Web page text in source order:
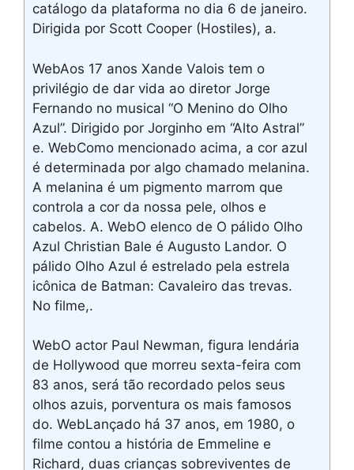
catálogo da plataforma no dia 6 de janeiro.
Dirigida por Scott Cooper (Hostiles), a.
WebAos 17 anos Xande Valois tem o
privilégio de dar vida ao diretor Jorge
Fernando no musical “O Menino do Olho
Azul”. Dirigido por Jorginho em “Alto Astral”
e. WebComo mencionado acima, a cor azul
é determinada por algo chamado melanina.
A melanina é um pigmento marrom que
controla a cor da nossa pele, olhos e
cabelos. A. WebO elenco de O pálido Olho
Azul Christian Bale é Augusto Landor. O
pálido Olho Azul é estrelado pela estrela
icônica de Batman: Cavaleiro das trevas.
No filme,.
WebO actor Paul Newman, figura lendária
de Hollywood que morreu sexta-feira com
83 anos, será tão recordado pelos seus
olhos azuis, porventura os mais famosos
do. WebLançado há 37 anos, em 1980, o
filme contou a história de Emmeline e
Richard, duas crianças sobreviventes de